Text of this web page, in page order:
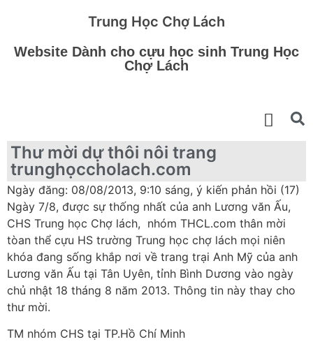
Trung Học Chợ Lách
Website Dành cho cựu học sinh Trung Học
Chợ Lách
Thư mời dự thôi nôi trang
trunghọccholach.com
Ngày đăng: 08/08/2013, 9:10 sáng, ý kiến phản hồi (17)
Ngày 7/8, được sự thống nhất của anh Lương văn Ấu,
CHS Trung học Chợ lách, nhóm THCL.com thân mời
tòan thể cựu HS trường Trung học chợ lách mọi niên
khóa đang sống khắp nơi về trang trại Anh Mỹ của anh
Lương văn Ấu tại Tân Uyên, tỉnh Bình Dương vào ngày
chủ nhật 18 tháng 8 năm 2013. Thông tin này thay cho
thư mời.
TM nhóm CHS tại TP.Hồ Chí Minh